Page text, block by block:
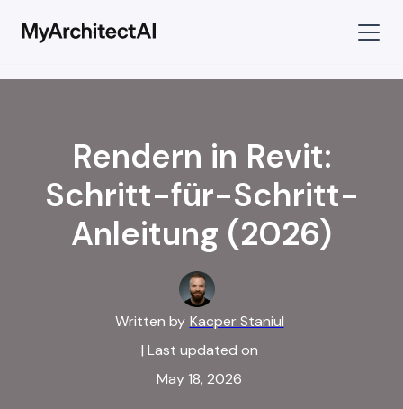
Rendern in Revit:
Schritt-für-Schritt-
Anleitung (2026)
Written by Kacper Staniul
| Last updated on
May 18, 2026